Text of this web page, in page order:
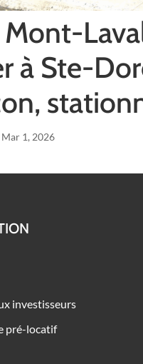
à Ste-
Mar 1, 2026
investisseurs
pré-locatif